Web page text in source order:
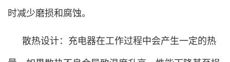
时减少磨损和腐蚀。
散热设计：充电器在工作过程中会产生一定的热